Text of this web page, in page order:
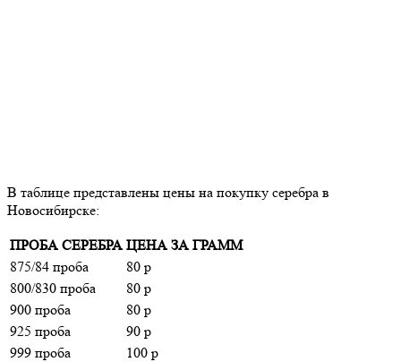
В таблице представлены цены на покупку серебра в
Новосибирске:
ПРОБА СЕРЕБРА ЦЕНА ЗА ГРАММ
875/84 проба
80 р
800/830 проба
80 р
900 проба
80 р
925 проба
90 р
999 проба
100 р